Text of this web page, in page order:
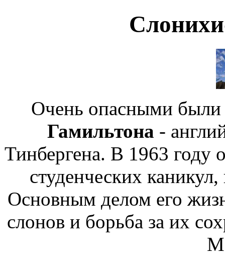
Очень опасными были
Гамильтона -
Тинбергена. В 1963 году
студенческих
Основным делом его
слонов и борьба за их